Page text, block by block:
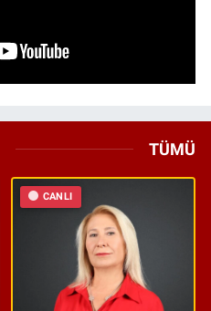
TÜMÜ
CANLI